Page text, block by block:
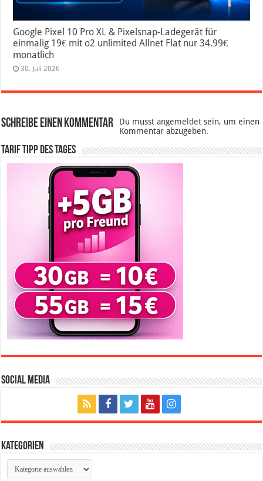
Google Pixel 10 Pro XL & Pixelsnap-Ladegerät für
einmalig 19€ mit o2 unlimited Allnet Flat nur 34.99€
monatlich
30. Juli 2026
Schreibe einen Kommentar Du musstangemeldet sein, um einen
Kommentar abzugeben.
Tarif Tipp des Tages
Social Media
Kategorien
Kategorien